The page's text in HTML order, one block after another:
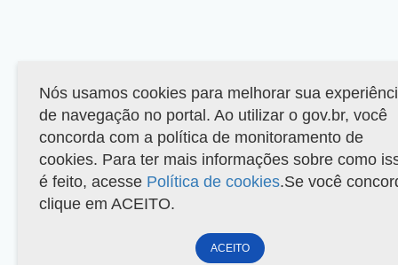
Nós usamos cookies para melhorar sua
de navegação no portal. Ao utilizar o gov.br, você
concorda com a política de monitoramento de
cookies. Para ter mais informações sobre como
é feito, acesse Política de cookies.Se você
clique em ACEITO.
ACEITO